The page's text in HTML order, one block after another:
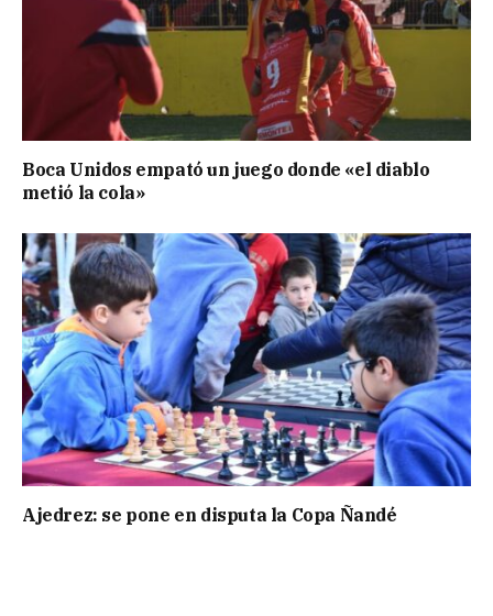
Boca Unidos empató un juego donde «el diablo
metió la cola»
Ajedrez: se pone en disputa la Copa Ñandé